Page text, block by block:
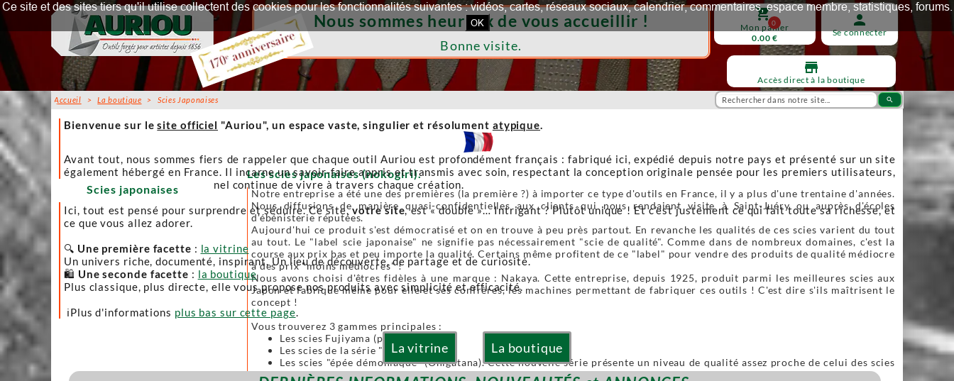
search
person
Se connecter
shopping_cart
0
Mon panier
0.00 €
La vitrine La boutique
Accueil >La boutique > Scies Japonaises
Les scies japonaises (nokogiri).
Notre entreprise a été une des premières (la première ?) à importer ce type d'outils en France, il y a plus d'une trentaine d'années.
Nous diffusions de manière quasi-confidentielles aux clients qui nous rendaient visite à Saint-Juéry ou auprès d'écoles
d'ébénisterie réputées.
Aujourd'hui ce produit s'est démocratisé et on en trouve à peu près partout. En revanche les qualités de ces scies varient du tout
au tout. Le "label scie japonaise" ne signifie pas nécessairement "scie de qualité". Comme dans de nombreux domaines, c'est la
course aux prix bas et peu importe la qualité. Certains même profitent de ce "label" pour vendre des produits de qualité médiocre
à des prix "moins médiocres" !
Nous avons choisi d'êtres fidèles à une marque : Nakaya. Cette entreprise, depuis 1925, produit parmi les meilleures scies aux
Japon et fabrique même pour elle et ses confrères, les machines permettant de fabriquer ces outils ! C'est dire s'ils maîtrisent le
concept !
Vous trouverez 3 gammes principales :
Les scies Fujiyama (pliables)
Les scies de la série "Or" (Gold)
Les scies "épée démoniaque" (Onigatana). Cette nouvelle série présente un niveau de qualité assez proche de celui des scies
forgées à la main tout en conservant l'avantage d'une lame interchangeable.
Scies japonaises
Nous sommes heureux de vous accueillir !
Bonne visite.
store
Accès direct à la boutique
Accueil
Bienvenue sur lesite officiel "Auriou", un espace vaste, singulier et résolument atypique.
Avant tout, nous sommes fiers de rappeler que chaque outil Auriou est profondément français : fabriqué ici, expédié depuis notre pays et présenté sur un site
également hébergé en France. Il incarne un savoir-faire appris et transmis avec soin, respectant la conception originale pensée pour les premiers utilisateurs,
afin que l’artisanat traditionnel continue de vivre à travers chaque création.
Ici, tout est pensé pour surprendre et séduire. Ce site,votre site, est « double »… Intrigant ? Plutôt unique ! Et c’est justement ce qui fait toute sa richesse, et
ce que vous allez adorer.
🔍 Une première facette : la vitrine
Un univers riche, documenté, inspirant. Un lieu de découverte, de partage et de curiosité.
🛍️ Une seconde facette : la boutique
Plus classique, plus directe, elle vous propose nos produits avec simplicité et efficacité.
ℹ️Plus d'informations plus bas sur cette page.
Ce site et des sites tiers qu'il utilise collectent des cookies pour les fonctionnalités suivantes : vidéos, cartes, réseaux sociaux, calendrier, commentaires, espace membre, statistiques, forums.
OK